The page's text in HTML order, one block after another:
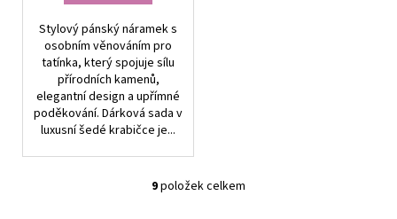
Stylový pánský náramek s
osobním věnováním pro
tatínka, který spojuje sílu
přírodních kamenů,
elegantní design a upřímné
poděkování. Dárková sada v
luxusní šedé krabičce je...
O
9položek celkem